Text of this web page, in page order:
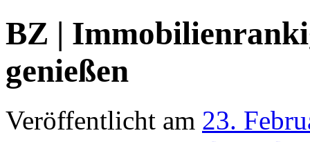
BZ |
genießen
Veröffentlicht am 23.